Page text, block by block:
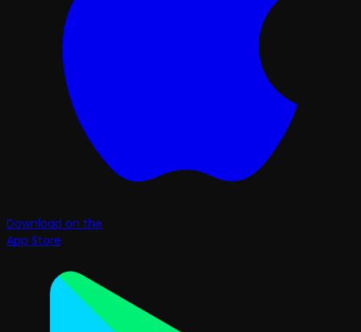
Download on the
App Store